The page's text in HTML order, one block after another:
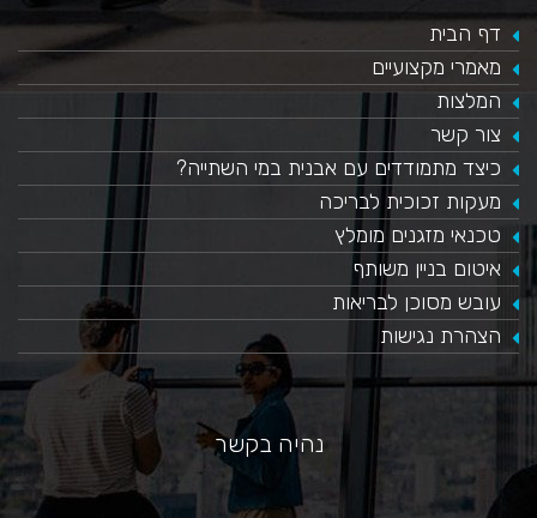
דף הבית
מאמרי מקצועיים
המלצות
צור קשר
כיצד מתמודדים עם אבנית במי השתייה?
​מעקות זכוכית לבריכה
טכנאי מזגנים מומלץ
איטום בניין משותף
עובש מסוכן לבריאות
הצהרת נגישות
נהיה בקשר